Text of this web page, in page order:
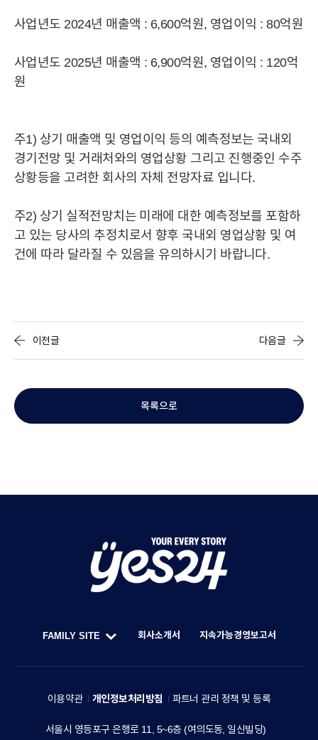
YES24 YES24 HISTORY 윤리경영 CI
IR 공시정보 주가정보 IR자료실 IR공지사항
MEDIA
CAREER
사업년도 2024년 매출액 : 6,600억원, 영업이익 : 80억원
사업년도 2025년 매출액 : 6,900억원, 영업이익 : 120억
원
주1) 상기 매출액 및 영업이익 등의 예측정보는 국내외
경기전망 및 거래처와의 영업상황 그리고 진행중인 수주
상황등을 고려한 회사의 자체 전망자료 입니다.
주2) 상기 실적전망치는 미래에 대한 예측정보를 포함하
고 있는 당사의 추정치로서 향후 국내외 영업상황 및 여
건에 따라 달라질 수 있음을 유의하시기 바랍니다.
이전글 다음글
목록으로
Y
U
R
V
E
FAMILY SITE
M
L
예
24
지속가능경영보고서
회사소개서
이용약관 개인정보처리방침 파트너 관리 정책 및 등록
주
서울시 영등포구 은행로 11, 5~6층 (여의도동, 일신빌딩)